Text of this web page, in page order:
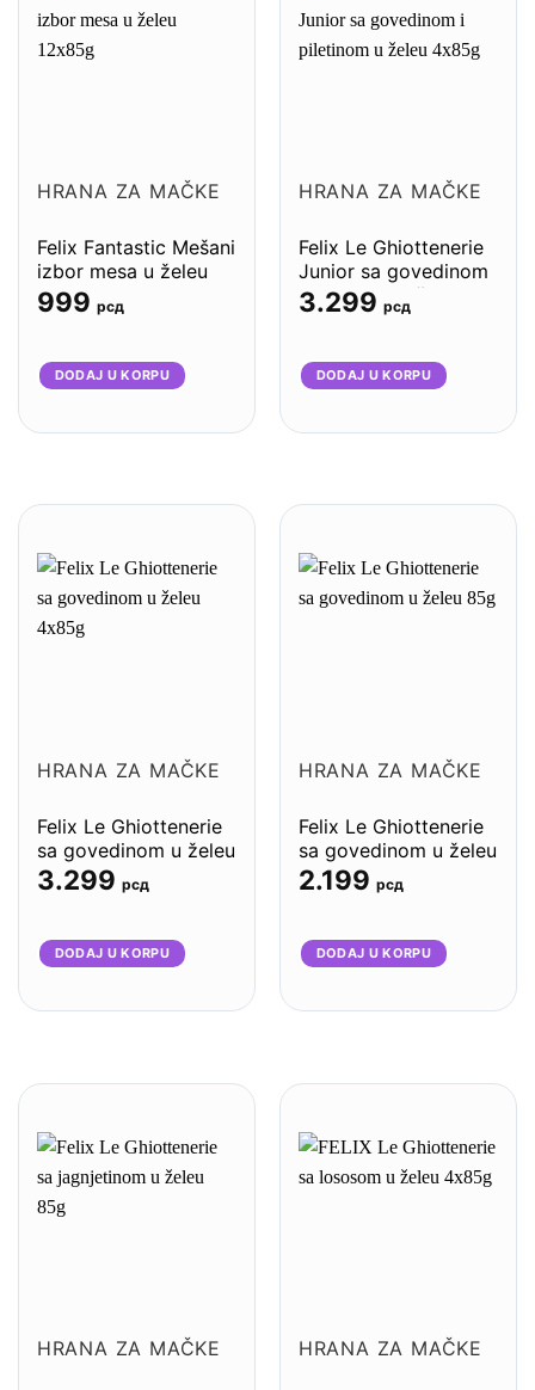
HRANA ZA MAČKE
Felix Fantastic Mešani
izbor mesa u želeu
12x85g
999 рсд
DODAJ U KORPU
HRANA ZA MAČKE
Felix Le Ghiottenerie
Junior sa govedinom
i piletinom u želeu
4x85g – 12komada
3.299 рсд
DODAJ U KORPU
HRANA ZA MAČKE
Felix Le Ghiottenerie
sa govedinom u želeu
4x85g – 12komada
3.299 рсд
DODAJ U KORPU
HRANA ZA MAČKE
Felix Le Ghiottenerie
sa govedinom u želeu
85g – 26komada
2.199 рсд
DODAJ U KORPU
HRANA ZA MAČKE HRANA ZA MAČKE